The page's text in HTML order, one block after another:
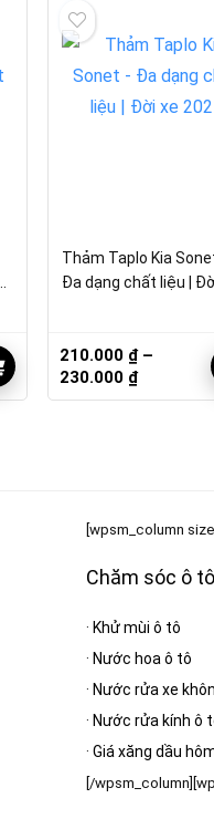
230.000 ₫
Thảm Taplo Kia
Đa dạng chất liệu |
210.000 ₫ –
230.000 ₫Khoảng
giá:
[wpsm_column
Chăm sóc ô tô
· Khử mùi ô tô
· Nước hoa ô tô
· Nước rửa xe
· Nước rửa kính ô
·Giá xăng dầu
[/